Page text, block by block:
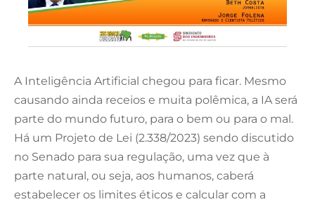
A Inteligência Artificial chegou para ficar. Mesmo
causando ainda receios e muita polêmica, a IA será
parte do mundo futuro, para o bem ou para o mal.
Há um Projeto de Lei (2.338/2023) sendo discutido
no Senado para sua regulação, uma vez que à
parte natural, ou seja, aos humanos, caberá
estabelecer os limites éticos e calcular com a